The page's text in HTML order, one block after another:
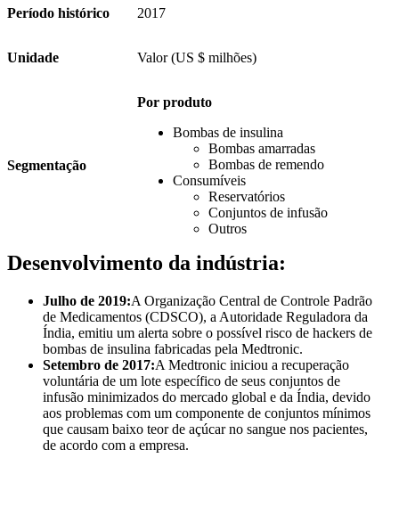
Período histórico 2017
Unidade Valor (US $ milhões)
Segmentação
Por produto
Bombas de insulina
Bombas amarradas
Bombas de remendo
Consumíveis
Reservatórios
Conjuntos de infusão
Outros
Desenvolvimento da indústria:
Julho de 2019:A Organização Central de Controle Padrão
de Medicamentos (CDSCO), a Autoridade Reguladora da
Índia, emitiu um alerta sobre o possível risco de hackers de
bombas de insulina fabricadas pela Medtronic.
Setembro de 2017:A Medtronic iniciou a recuperação
voluntária de um lote específico de seus conjuntos de
infusão minimizados do mercado global e da Índia, devido
aos problemas com um componente de conjuntos mínimos
que causam baixo teor de açúcar no sangue nos pacientes,
de acordo com a empresa.